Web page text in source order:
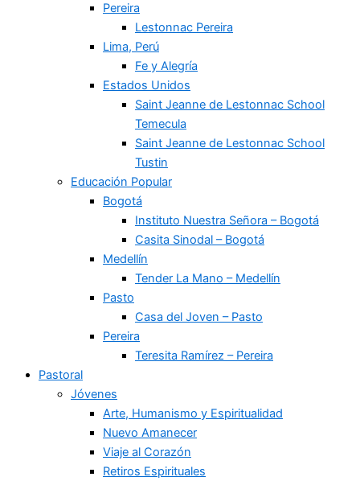
Pereira
Lestonnac Pereira
Lima, Perú
Fe y Alegría
Estados Unidos
Saint Jeanne de Lestonnac School
Temecula
Saint Jeanne de Lestonnac School
Tustin
Educación Popular
Bogotá
Instituto Nuestra Señora – Bogotá
Casita Sinodal – Bogotá
Medellín
Tender La Mano – Medellín
Pasto
Casa del Joven – Pasto
Pereira
Teresita Ramírez – Pereira
Pastoral
Jóvenes
Arte, Humanismo y Espiritualidad
Nuevo Amanecer
Viaje al Corazón
Retiros Espirituales